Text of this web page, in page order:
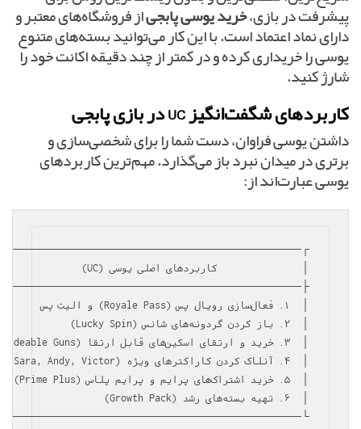
پیشرفت در بازی،خرید یوسی پابجیاز فروشگاه‌های معتبر و
دارای نماد اعتماد است. با این کار می‌توانید بسته‌های متنوع
یوسی را خریداری کرده و در کمتر از چند دقیقه اکانت خود را
شارژ کنید.
کاربردهای شگفت‌انگیز UC در بازی پابجی
داشتن یوسی فراوان، دست شما را برای شخصی‌سازی و
برتری در میدان نبرد باز می‌گذارد. مهم‌ترین کاربردهای
یوسی عبارت‌اند از: